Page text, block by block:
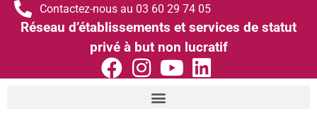
Contactez-nous au 03 60 29 74 05
Réseau d’établissements et services de statut
privé à but non lucratif